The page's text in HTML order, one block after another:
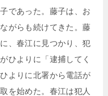
であった。藤子は、お
がらも続けてきた。藤
、春江に見つかり、犯
ひよりに「逮捕してく
よりに北署から電話が
を始めた。春江は犯人